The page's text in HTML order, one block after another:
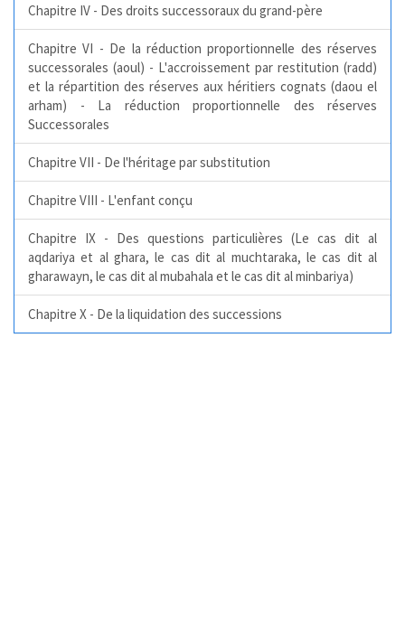
Chapitre IV - Des droits successoraux du grand-père
Chapitre VI - De la réduction proportionnelle des réserves
successorales (aoul) - L'accroissement par restitution (radd)
et la répartition des réserves aux héritiers cognats (daou el
arham) - La réduction proportionnelle des réserves
Successorales
Chapitre VII - De l'héritage par substitution
Chapitre VIII - L'enfant conçu
Chapitre IX - Des questions particulières (Le cas dit al
aqdariya et al ghara, le cas dit al muchtaraka, le cas dit al
gharawayn, le cas dit al mubahala et le cas dit al minbariya)
Chapitre X - De la liquidation des successions